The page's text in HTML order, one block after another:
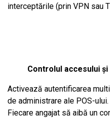
interceptările (prin VPN sau
Controlul accesului
Activează autentificarea
de administrare ale POS-ului.
Fiecare angajat să aibă un